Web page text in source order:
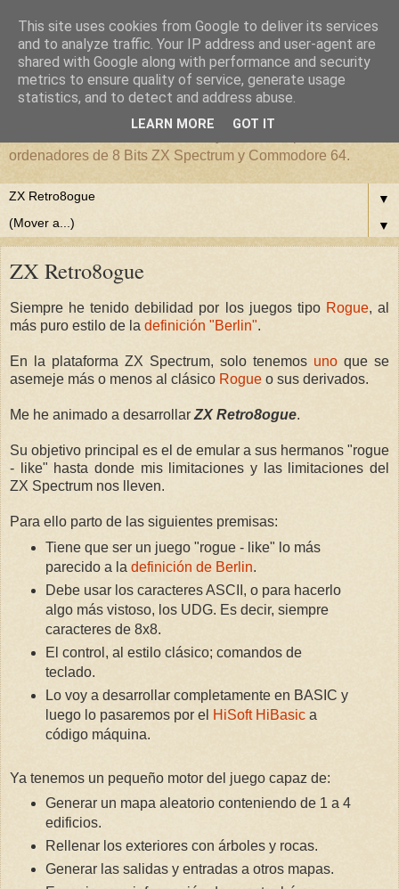
Desarrollos en 8 Bits. ZX
Spectrum, Commodore 64.
ordenadores de 8 Bits ZX Spectrum y Commodore 64.
▼
▼
ZX Retro8ogue
Siempre he tenido debilidad por los juegos tipo Rogue, al
más puro estilo de la definición "Berlin".
En la plataforma ZX Spectrum, solo tenemos uno que se
asemeje más o menos al clásico Rogue o sus derivados.
Me he animado a desarrollar ZX Retro8ogue.
Su objetivo principal es el de emular a sus hermanos "rogue
- like" hasta donde mis limitaciones y las limitaciones del
ZX Spectrum nos lleven.
Para ello parto de las siguientes premisas:
Tiene que ser un juego "rogue - like" lo más
parecido a la definición de Berlin.
Debe usar los caracteres ASCII, o para hacerlo
algo más vistoso, los UDG. Es decir, siempre
caracteres de 8x8.
El control, al estilo clásico; comandos de
teclado.
Lo voy a desarrollar completamente en BASIC y
luego lo pasaremos por el HiSoft HiBasica
código máquina.
Ya tenemos un pequeño motor del juego capaz de:
Generar un mapa aleatorio conteniendo de 1 a 4
edificios.
Rellenar los exteriores con árboles y rocas.
Generar las salidas y entradas a otros mapas.
This site uses cookies from Google to deliver its services
and to analyze traffic. Your IP address and user-agent are
shared with Google along with performance and security
metrics to ensure quality of service, generate usage
statistics, and to detect and address abuse.
LEARN MORE GOT IT